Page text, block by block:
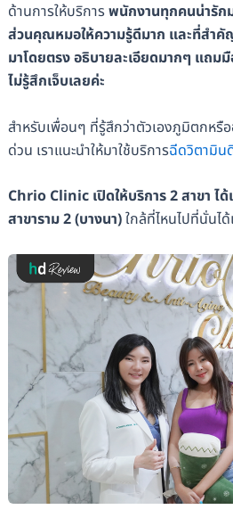
ด้านการให้บริการพนักงานทุกคนน่ารัก
ส่วนคุณหมอให้ความรู้ดีมาก และที่สำ
มาโดยตรง อธิบายละเอียดมากๆ แถม
ไม่รู้สึกเจ็บเลยค่ะ
สำหรับเพื่อนๆ ที่รู้สึกว่าตัวเองภูมิตกหรื
ด่วน เราแนะนำให้มาใช้บริการฉีดวิตามิน
Chrio Clinic เปิดให้บริการ 2 สาขา
สาขาราม 2 (บางนา)ใกล้ที่ไหนไปที่นั่นได้